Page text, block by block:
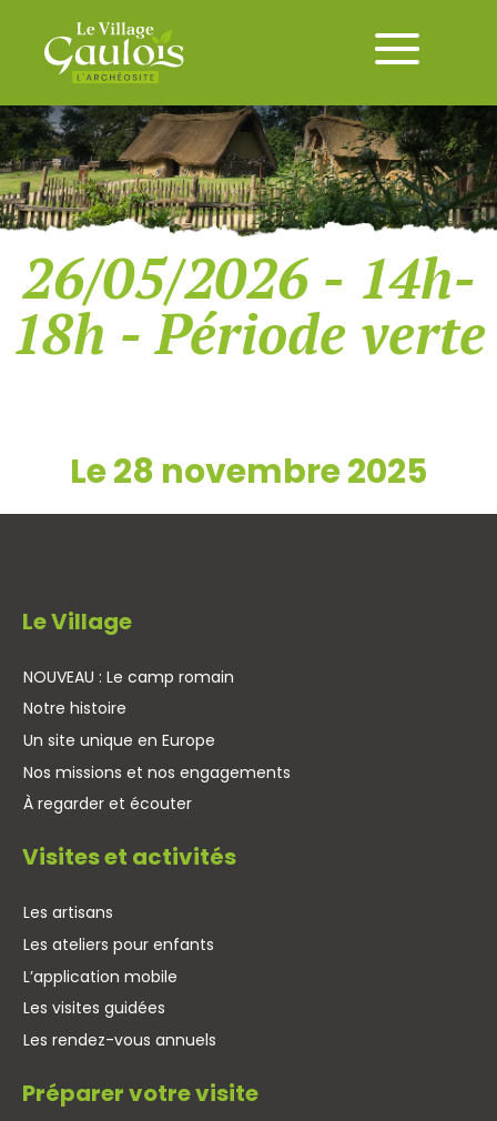
26/05/2026 - 14h-
18h - Période verte
Le 28 novembre 2025
Le Village
NOUVEAU : Le camp romain
Notre histoire
Un site unique en Europe
Nos missions et nos engagements
À regarder et écouter
Visites et activités
Les artisans
Les ateliers pour enfants
L’application mobile
Les visites guidées
Les rendez-vous annuels
Préparer votre visite